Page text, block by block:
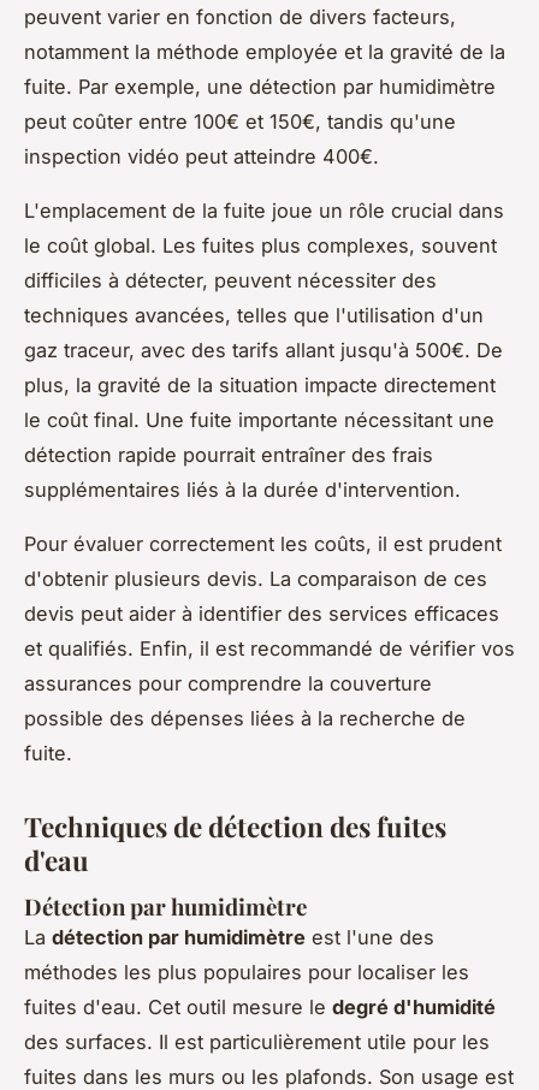
peuvent varier en fonction de divers facteurs,
notamment la méthode employée et la gravité de la
fuite. Par exemple, une détection par humidimètre
peut coûter entre 100€ et 150€, tandis qu'une
inspection vidéo peut atteindre 400€.
L'emplacement de la fuite joue un rôle crucial dans
le coût global. Les fuites plus complexes, souvent
difficiles à détecter, peuvent nécessiter des
techniques avancées, telles que l'utilisation d'un
gaz traceur, avec des tarifs allant jusqu'à 500€. De
plus, la gravité de la situation impacte directement
le coût final. Une fuite importante nécessitant une
détection rapide pourrait entraîner des frais
supplémentaires liés à la durée d'intervention.
Pour évaluer correctement les coûts, il est prudent
d'obtenir plusieurs devis. La comparaison de ces
devis peut aider à identifier des services efficaces
et qualifiés. Enfin, il est recommandé de vérifier vos
assurances pour comprendre la couverture
possible des dépenses liées à la recherche de
fuite.
Techniques de détection des fuites
d'eau
Détection par humidimètre
La détection par humidimètre est l'une des
méthodes les plus populaires pour localiser les
fuites d'eau. Cet outil mesure le degré d'humidité
des surfaces. Il est particulièrement utile pour les
fuites dans les murs ou les plafonds. Son usage est